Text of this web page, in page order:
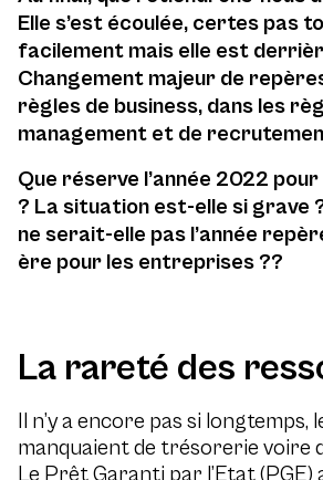
Elle s’est écoulée, certes pas
facilement mais elle est
Changement majeur de
règles de business, dans les
management et de
Que réserve l’année 2022
? La situation est-elle si grave ?
ne serait-elle pas l’année
ère pour les entreprises ??
La rareté des
Il n’y a encore pas si longtemps,
manquaient de trésorerie voire